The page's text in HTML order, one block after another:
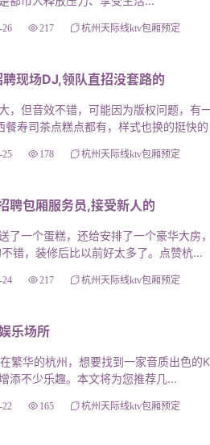
团购是一个让你在享受音乐的同
26 217 杭州天际线ktv包厢预定
现场DJ,领队直招没套路的
但音效不错，可能因为版权问题，有
寿司茶点糕点都有，样式也换的挺快
25 178 杭州天际线ktv包厢预定
聘包厢服务员,接受新人的
一个蛋糕，还给安排了一个豪华大房
错，装修后比以前好太多了。点赞杭...
24 217 杭州天际线ktv包厢预定
乐场所
华的杭州，想要找到一家音质出色的
添不少乐趣。本文将为您推荐几...
22 165 杭州天际线ktv包厢预定